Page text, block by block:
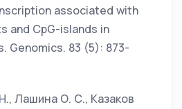
associated with
and CpG-islands in
Genomics. 83 (5): 873-
Лашина О. С., Казаков